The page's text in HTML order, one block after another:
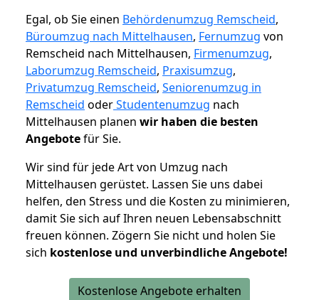
Egal, ob Sie einen Behördenumzug Remscheid,
Büroumzug nach Mittelhausen, Fernumzug von
Remscheid nach Mittelhausen, Firmenumzug,
Laborumzug Remscheid, Praxisumzug,
Privatumzug Remscheid, Seniorenumzug in
Remscheid oderStudentenumzug nach
Mittelhausen planen wir haben die besten
Angebotefür Sie.
Wir sind für jede Art von Umzug nach
Mittelhausen gerüstet. Lassen Sie uns dabei
helfen, den Stress und die Kosten zu minimieren,
damit Sie sich auf Ihren neuen Lebensabschnitt
freuen können. Zögern Sie nicht und holen Sie
sich kostenlose und unverbindliche Angebote!
Kostenlose Angebote erhalten